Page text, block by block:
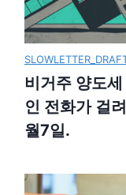
비거주 양도
인 전화가 걸
월7일.